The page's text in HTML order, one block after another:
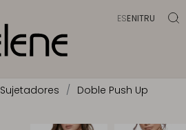
ESENITRU
Sujetadores Doble Push Up